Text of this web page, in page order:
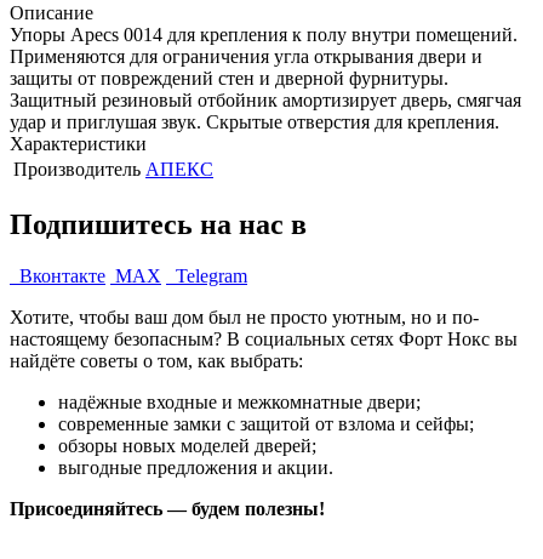
Описание
Упоры Apecs 0014 для крепления к полу внутри помещений.
Применяются для ограничения угла открывания двери и
защиты от повреждений стен и дверной фурнитуры.
Защитный резиновый отбойник амортизирует дверь, смягчая
удар и приглушая звук. Скрытые отверстия для крепления.
Характеристики
Производитель АПЕКС
Подпишитесь на нас в
Вконтакте MAX
Telegram
Хотите, чтобы ваш дом был не просто уютным, но и по-
настоящему безопасным? В социальных сетях Форт Нокс вы
найдёте советы о том, как выбрать:
надёжные входные и межкомнатные двери;
современные замки с защитой от взлома и сейфы;
обзоры новых моделей дверей;
выгодные предложения и акции.
Присоединяйтесь — будем полезны!